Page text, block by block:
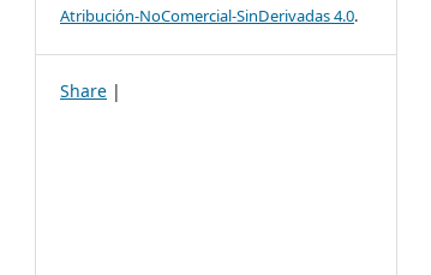
Atribución-NoComercial-SinDerivadas 4.0.
Share |